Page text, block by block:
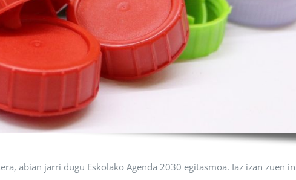
abian jarri dugu Eskolako Agenda 2030 egitasmoa. Iaz izan zuen